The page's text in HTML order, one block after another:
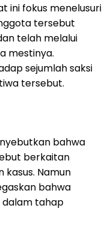
ini fokus menelusuri
tersebut
telah melalui
mestinya.
sejumlah saksi
tersebut.
bahwa
berkaitan
Namun
bahwa
dalam tahap